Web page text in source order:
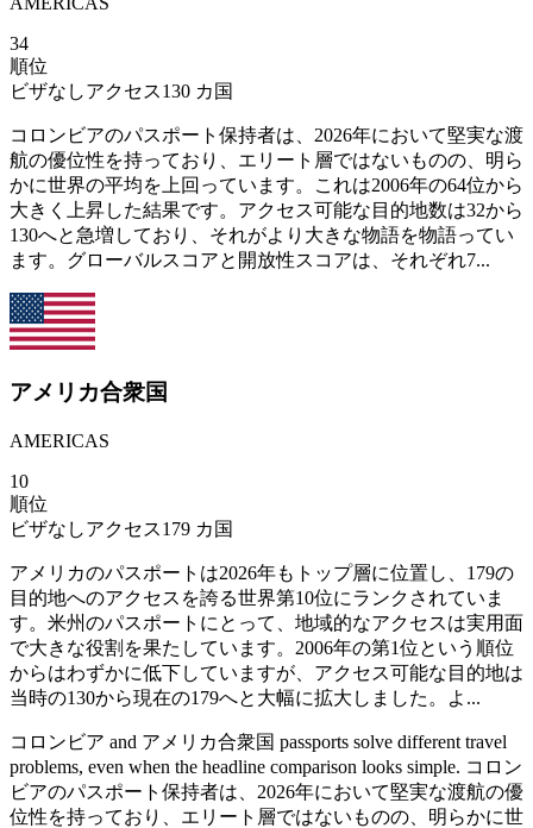
34
順位
ビザなしアクセス130 カ国
コロンビアのパスポート保持者は、2026年において堅実な渡
航の優位性を持っており、エリート層ではないものの、明ら
かに世界の平均を上回っています。これは2006年の64位から
大きく上昇した結果です。アクセス可能な目的地数は32から
130へと急増しており、それがより大きな物語を物語ってい
ます。グローバルスコアと開放性スコアは、それぞれ7...
アメリカ合衆国
AMERICAS
10
順位
ビザなしアクセス179 カ国
アメリカのパスポートは2026年もトップ層に位置し、179の
目的地へのアクセスを誇る世界第10位にランクされていま
す。米州のパスポートにとって、地域的なアクセスは実用面
で大きな役割を果たしています。2006年の第1位という順位
からはわずかに低下していますが、アクセス可能な目的地は
当時の130から現在の179へと大幅に拡大しました。よ...
コロンビア and アメリカ合衆国 passports solve different travel
problems, even when the headline comparison looks simple. コロン
ビアのパスポート保持者は、2026年において堅実な渡航の優
位性を持っており、エリート層ではないものの、明らかに世